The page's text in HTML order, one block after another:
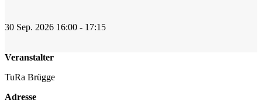
30 Sep. 2026 16:00 - 17:15
Veranstalter
TuRa Brügge
Adresse